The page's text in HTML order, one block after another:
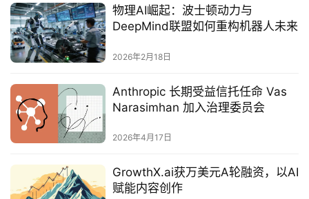
物理AI崛起：波士顿动力与
DeepMind联盟如何重构机器人未来
2026年2月18日
Anthropic 长期受益信托任命 Vas
Narasimhan 加入治理委员会
2026年4月17日
GrowthX.ai获万美元A轮融资，以AI
赋能内容创作